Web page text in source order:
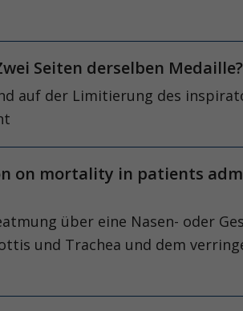
Seiten derselben Medaille?
auf der Limitierung des
on mortality in patients
über eine Nasen- oder
und Trachea und dem